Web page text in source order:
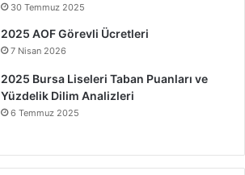
30 Temmuz 2025
2025 AOF Görevli Ücretleri
7 Nisan 2026
2025 Bursa Liseleri Taban Puanları ve
Yüzdelik Dilim Analizleri
6 Temmuz 2025